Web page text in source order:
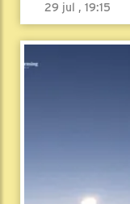
29 jul , 19:15